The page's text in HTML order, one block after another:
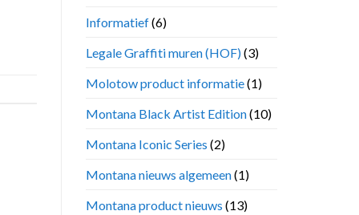
Informatief(6)
Legale Graffiti muren (HOF)(3)
Molotow product informatie(1)
Montana Black Artist Edition(10)
Montana Iconic Series (2)
Montana nieuws algemeen(1)
Montana product nieuws (13)